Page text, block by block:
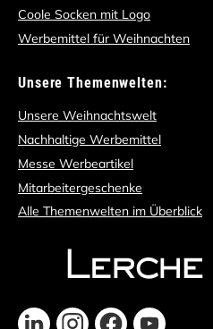
Coole Socken mit Logo
Werbemittel für Weihnachten
Unsere Themenwelten:
Unsere Weihnachtswelt
Nachhaltige Werbemittel
Messe Werbeartikel
Mitarbeitergeschenke
Alle Themenwelten im Überblick